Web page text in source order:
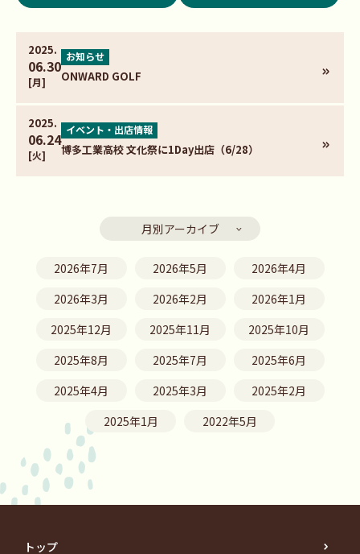
2025.
06.30
[月]
お知らせ
ONWARD GOLF
2025.
06.24
[火]
イベント・出店情報
博多工業高校 文化祭に1Day出店（6/28）
月別アーカイブ
2026年7月 2026年5月
2026年4月
2026年3月
2026年2月
2026年1月
2025年12月
2025年11月
2025年10月
2025年8月
2025年7月
2025年6月
2025年4月
2025年3月
2025年2月
2025年1月
2022年5月
トップ